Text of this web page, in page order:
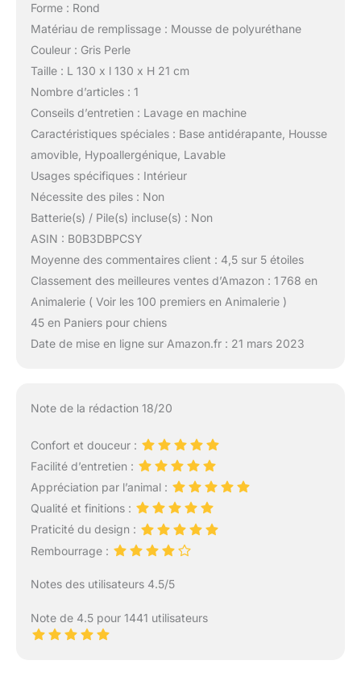
Forme : Rond
Matériau de remplissage : Mousse de polyuréthane
Couleur : Gris Perle
Taille : L 130 x l 130 x H 21 cm
Nombre d’articles : 1
Conseils d’entretien : Lavage en machine
Caractéristiques spéciales : Base antidérapante, Housse
amovible, Hypoallergénique, Lavable
Usages spécifiques : Intérieur
Nécessite des piles : Non
Batterie(s) / Pile(s) incluse(s) : Non
ASIN : B0B3DBPCSY
Moyenne des commentaires client : 4,5 sur 5 étoiles
Classement des meilleures ventes d’Amazon : 1 768 en
Animalerie ( Voir les 100 premiers en Animalerie )
45 en Paniers pour chiens
Date de mise en ligne sur Amazon.fr : 21 mars 2023
Note de la rédaction 18/20
Confort et douceur :
Facilité d’entretien :
Appréciation par l’animal :
Qualité et finitions :
Praticité du design :
Rembourrage :
Notes des utilisateurs 4.5/5
Note de 4.5 pour 1441 utilisateurs